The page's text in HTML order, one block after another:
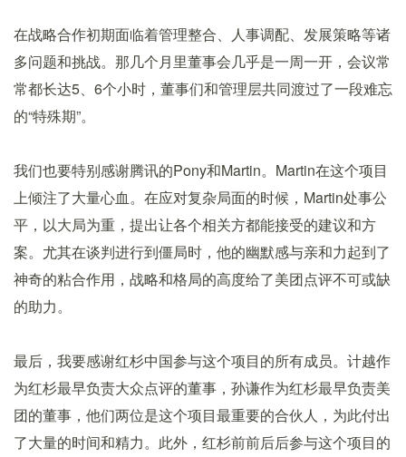
在战略合作初期面临着管理整合、人事调配、发展策略等诸
多问题和挑战。那几个月里董事会几乎是一周一开，会议常
常都长达5、6个小时，董事们和管理层共同渡过了一段难忘
的“特殊期”。
我们也要特别感谢腾讯的Pony和Martin。Martin在这个项目
上倾注了大量心血。在应对复杂局面的时候，Martin处事公
平，以大局为重，提出让各个相关方都能接受的建议和方
案。尤其在谈判进行到僵局时，他的幽默感与亲和力起到了
神奇的粘合作用，战略和格局的高度给了美团点评不可或缺
的助力。
最后，我要感谢红杉中国参与这个项目的所有成员。计越作
为红杉最早负责大众点评的董事，孙谦作为红杉最早负责美
团的董事，他们两位是这个项目最重要的合伙人，为此付出
了大量的时间和精力。此外，红杉前前后后参与这个项目的